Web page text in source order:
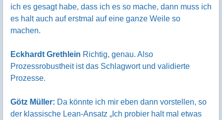
ich es gesagt habe, dass ich es so mache, dann muss ich
es halt auch auf erstmal auf eine ganze Weile so
machen.
Eckhardt Grethlein Richtig, genau. Also
Prozessrobustheit ist das Schlagwort und validierte
Prozesse.
Götz Müller: Da könnte ich mir eben dann vorstellen, so
der klassische Lean-Ansatz „Ich probier halt mal etwas